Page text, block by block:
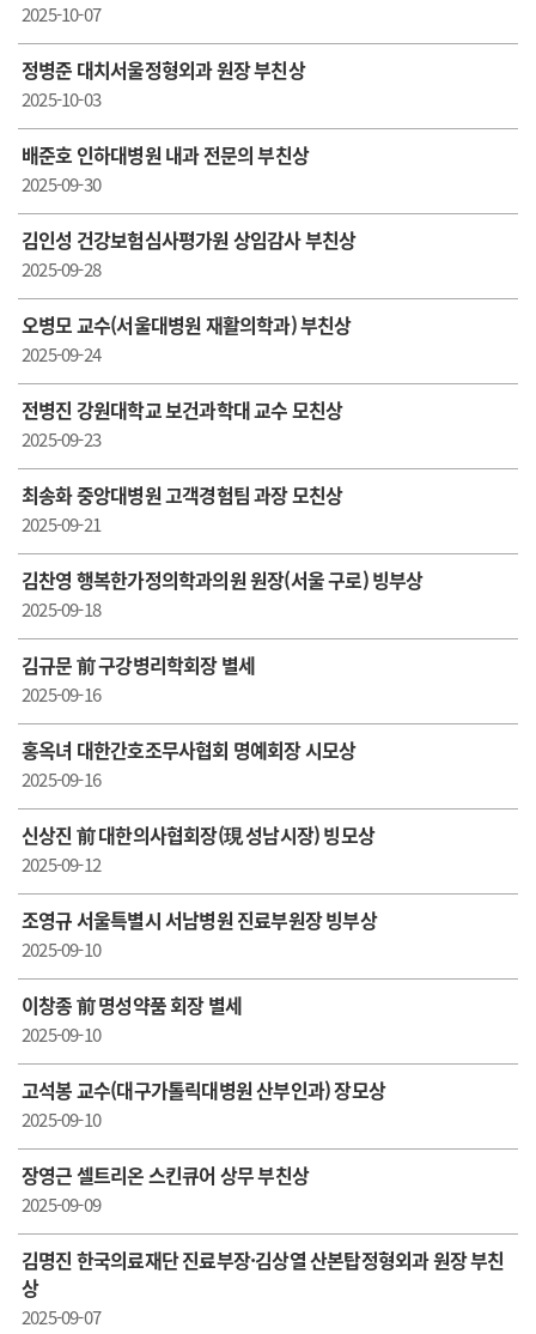
2025-10-07
정병준 대치서울정형외과 원장 부친상
2025-10-03
배준호 인하대병원 내과 전문의 부친상
2025-09-30
김인성 건강보험심사평가원 상임감사 부친상
2025-09-28
오병모 교수(서울대병원 재활의학과) 부친상
2025-09-24
전병진 강원대학교 보건과학대 교수 모친상
2025-09-23
최송화 중앙대병원 고객경험팀 과장 모친상
2025-09-21
김찬영 행복한가정의학과의원 원장(서울 구로) 빙부상
2025-09-18
김규문 前 구강병리학회장 별세
2025-09-16
홍옥녀 대한간호조무사협회 명예회장 시모상
2025-09-16
신상진 前 대한의사협회장(現 성남시장) 빙모상
2025-09-12
조영규 서울특별시 서남병원 진료부원장 빙부상
2025-09-10
이창종 前 명성약품 회장 별세
2025-09-10
고석봉 교수(대구가톨릭대병원 산부인과) 장모상
2025-09-10
장영근 셀트리온 스킨큐어 상무 부친상
2025-09-09
김명진 한국의료재단 진료부장·김상열 산본탑정형외과 원장 부친
상
2025-09-07